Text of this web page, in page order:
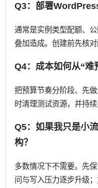
Q3：部署
通常是实例类型配额、
叠加造成。创建前先核
Q4：成本如何从“难
把预算节奏分阶段、先
时清理测试资源，并持
Q5：如果我只是小
构？
多数情况下不需要。先
问与写入压力逐步升级